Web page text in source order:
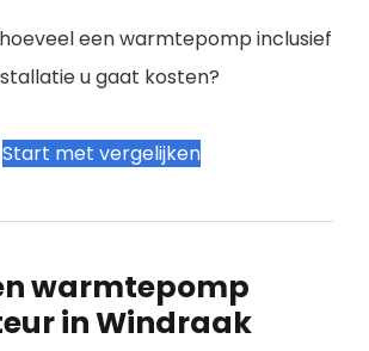
een warmtepomp inclusief
u gaat kosten?
Start met vergelijken
warmtepomp
in Windraak